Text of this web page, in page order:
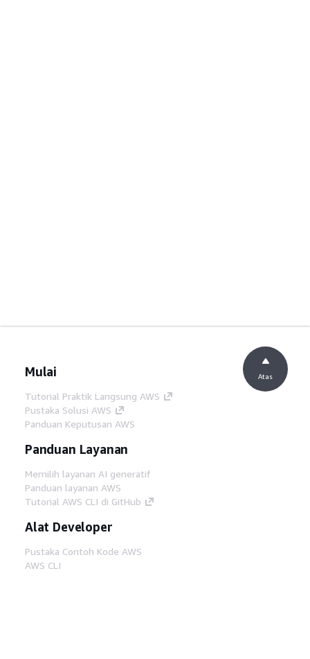
Mulai
Tutorial Praktik Langsung AWS
Pustaka Solusi AWS
Panduan Keputusan AWS
Panduan Layanan
Memilih layanan AI generatif
Panduan layanan AWS
Tutorial AWS CLI di GitHub
Alat Developer
Pustaka Contoh Kode AWS
AWS CLI
Atas